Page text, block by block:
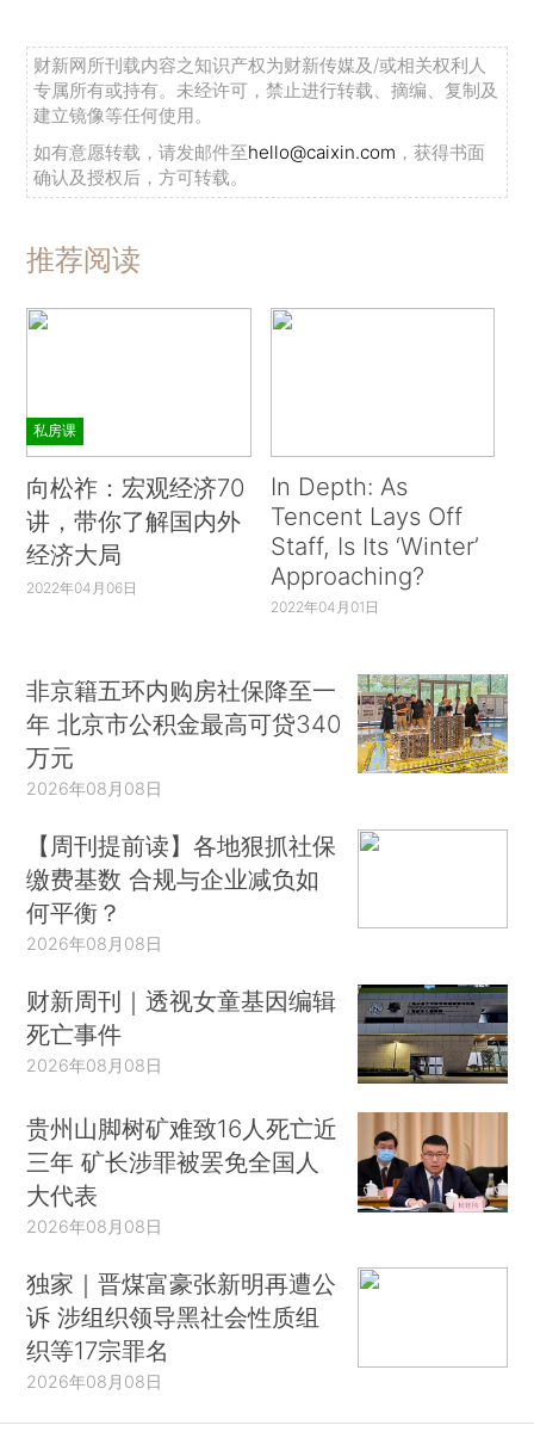
财新网所刊载内容之知识产权为财新传媒及/或相关权利人
专属所有或持有。未经许可，禁止进行转载、摘编、复制及
建立镜像等任何使用。
如有意愿转载，请发邮件至hello@caixin.com ，获得书面
确认及授权后，方可转载。
推荐阅读
私房课
向松祚：宏观经济70
讲，带你了解国内外
经济大局
2022年04月06日
In Depth: As
Tencent Lays Off
Staff, Is Its ‘Winter’
Approaching?
2022年04月01日
非京籍五环内购房社保降至一
年 北京市公积金最高可贷340
万元
2026年08月08日
【周刊提前读】各地狠抓社保
缴费基数 合规与企业减负如
何平衡？
2026年08月08日
财新周刊｜透视女童基因编辑
死亡事件
2026年08月08日
贵州山脚树矿难致16人死亡近
三年 矿长涉罪被罢免全国人
大代表
2026年08月08日
独家｜晋煤富豪张新明再遭公
诉 涉组织领导黑社会性质组
织等17宗罪名
2026年08月08日